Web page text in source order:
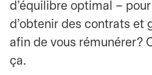
d’équilibre optimal –
d’obtenir des contrats et
afin de vous rémunérer?
ça.